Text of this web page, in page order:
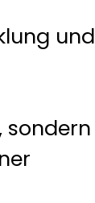
und
sondern